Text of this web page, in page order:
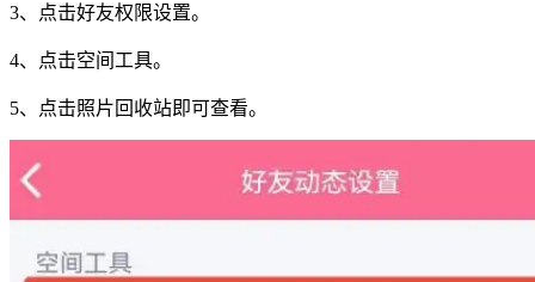
3、点击好友权限设置。
4、点击空间工具。
5、点击照片回收站即可查看。